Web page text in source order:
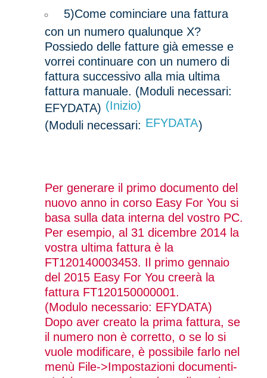
5)Come cominciare una fattura
con un numero qualunque X?
Possiedo delle fatture già emesse e
vorrei continuare con un numero di
fattura successivo alla mia ultima
fattura manuale. (Moduli necessari:
EFYDATA) (Inizio)
(Moduli necessari: EFYDATA)
Per generare il primo documento del
nuovo anno in corso Easy For You si
basa sulla data interna del vostro PC.
Per esempio, al 31 dicembre 2014 la
vostra ultima fattura è la
FT120140003453. Il primo gennaio
del 2015 Easy For You creerà la
fattura FT120150000001.
(Modulo necessario: EFYDATA)
Dopo aver creato la prima fattura, se
il numero non è corretto, o se lo si
vuole modificare, è possibile farlo nel
menù File->Impostazioni documenti-